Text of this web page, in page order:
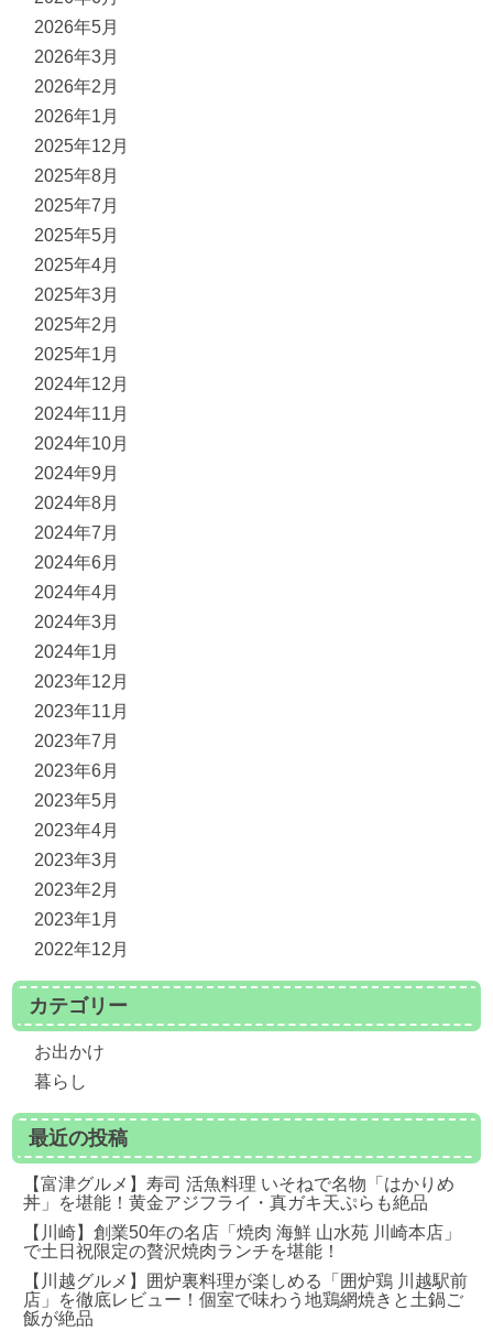
2026年5月
2026年3月
2026年2月
2026年1月
2025年12月
2025年8月
2025年7月
2025年5月
2025年4月
2025年3月
2025年2月
2025年1月
2024年12月
2024年11月
2024年10月
2024年9月
2024年8月
2024年7月
2024年6月
2024年4月
2024年3月
2024年1月
2023年12月
2023年11月
2023年7月
2023年6月
2023年5月
2023年4月
2023年3月
2023年2月
2023年1月
2022年12月
カテゴリー
お出かけ
暮らし
最近の投稿
【富津グルメ】寿司 活魚料理 いそねで名物「はかりめ
丼」を堪能！黄金アジフライ・真ガキ天ぷらも絶品
【川崎】創業50年の名店「焼肉 海鮮 山水苑 川崎本店」
で土日祝限定の贅沢焼肉ランチを堪能！
【川越グルメ】囲炉裏料理が楽しめる「囲炉鶏 川越駅前
店」を徹底レビュー！個室で味わう地鶏網焼きと土鍋ご
飯が絶品